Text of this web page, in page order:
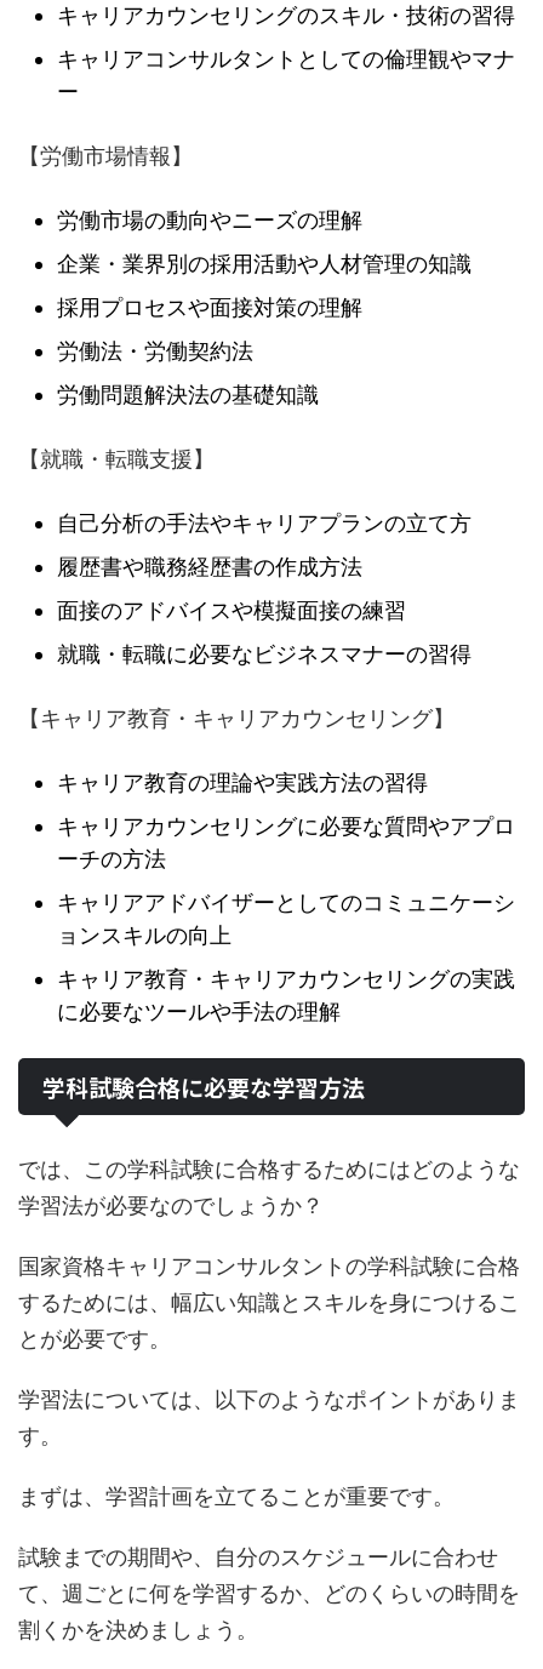
キャリアカウンセリングのスキル・技術の習得
キャリアコンサルタントとしての倫理観やマナ
ー
【労働市場情報】
労働市場の動向やニーズの理解
企業・業界別の採用活動や人材管理の知識
採用プロセスや面接対策の理解
労働法・労働契約法
労働問題解決法の基礎知識
【就職・転職支援】
自己分析の手法やキャリアプランの立て方
履歴書や職務経歴書の作成方法
面接のアドバイスや模擬面接の練習
就職・転職に必要なビジネスマナーの習得
【キャリア教育・キャリアカウンセリング】
キャリア教育の理論や実践方法の習得
キャリアカウンセリングに必要な質問やアプロ
ーチの方法
キャリアアドバイザーとしてのコミュニケーシ
ョンスキルの向上
キャリア教育・キャリアカウンセリングの実践
に必要なツールや手法の理解
学科試験合格に必要な学習方法
では、この学科試験に合格するためにはどのような
学習法が必要なのでしょうか？
国家資格キャリアコンサルタントの学科試験に合格
するためには、幅広い知識とスキルを身につけるこ
とが必要です。
学習法については、以下のようなポイントがありま
す。
まずは、学習計画を立てることが重要です。
試験までの期間や、自分のスケジュールに合わせ
て、週ごとに何を学習するか、どのくらいの時間を
割くかを決めましょう。